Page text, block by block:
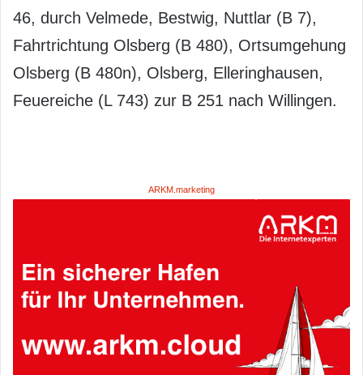
46, durch Velmede, Bestwig, Nuttlar (B 7),
Fahrtrichtung Olsberg (B 480), Ortsumgehung
Olsberg (B 480n), Olsberg, Elleringhausen,
Feuereiche (L 743) zur B 251 nach Willingen.
ARKM.marketing